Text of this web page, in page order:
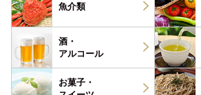
魚介類
酒・
アルコール
お菓子・